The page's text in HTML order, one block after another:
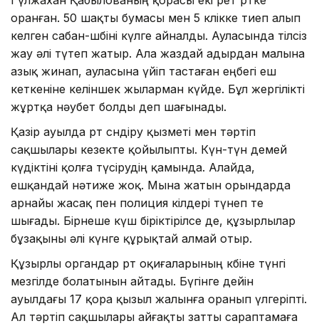
оранған. 50 шақты бумасы мен 5 көлікке тиеп алып
келген сабан-шөбіні күлге айналды. Ауласында тілсіз
жау әлі түтеп жатыр. Ала жаздай адырдан малына
азық жинап, ауласына үйіп тастаған еңбегі еш
кеткеніне келіншек жыларман күйде. Бұл жергілікті
жұртқа нәубет болды деп шағынады.
Қазір ауылда өрт сөндіру қызметі мен тәртіп
сақшылары кезекте қойылыпты. Күн-түн демей
күдіктіні қолға түсірудің қамында. Алайда,
ешқандай нәтиже жоқ. Мына жатын орындарда
арнайы жасақ пен полиция өкілдері түнеп те
шығады. Бірнеше күш біріктірілсе де, құзырлылар
бұзақыны әлі күнге құрықтай алмай отыр.
Құзырлы органдар өрт оқиғаларының көбіне түнгі
мезгілде болатынын айтады. Бүгінге дейін
ауылдағы 17 қора қызыл жалынға оранып үлгеріпті.
Ал тәртіп сақшылары айғақты затты сараптамаға